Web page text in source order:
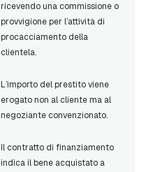
ricevendo una commissione o
provvigione per l’attività di
procacciamento della
clientela.
L’importo del prestito viene
erogato non al cliente ma al
negoziante convenzionato.
Il contratto di finanziamento
indica il bene acquistato a